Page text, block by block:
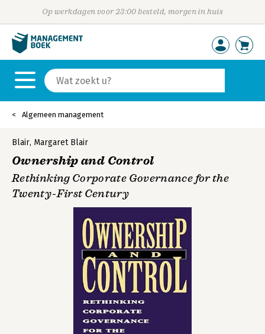
Op werkdagen voor 23:00 besteld, morgen in huis
Algemeen management
Blair, Margaret Blair
Ownership and Control
Rethinking Corporate Governance for the
Twenty-First Century